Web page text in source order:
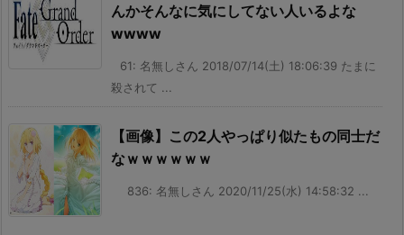
んかそんなに気にしてない人いるよな
wwww
61: 名無しさん 2018/07/14(土) 18:06:39 たまに
殺されて ...
【画像】この2人やっぱり似たもの同士だ
なｗｗｗｗｗｗ
836: 名無しさん 2020/11/25(水) 14:58:32 ...